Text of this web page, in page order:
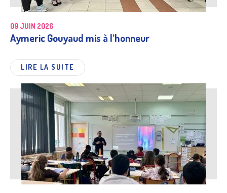
09 JUIN 2026
Aymeric Gouyaud mis à l’honneur
LIRE LA SUITE